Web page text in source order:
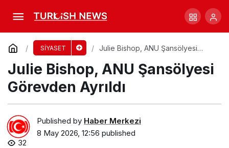
SİYASET
Julie Bishop, ANU Şansölyesi
Julie Bishop, ANU Şansölyesi
Görevden Ayrıldı
Published by Haber Merkezi
8 May 2026, 12:56 published
32
İki Kadın, İŞİD Bağlantısıyla İnsanlığa Karşı
Suçtan Yargılanacak
Comment Share